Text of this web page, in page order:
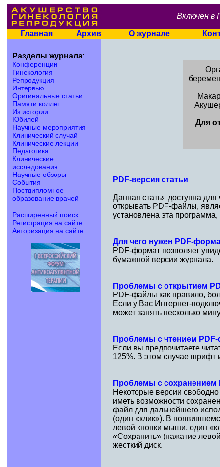
Включен в
Главная Архив О журнале
Разделы журнала:
Конференции
Гинекология
Репродукция
Интервью
Оригинальные статьи
Памяти коллег
Из истории
Юбилей
Научные мероприятия
Клинический случай
Клинические лекции
Педагогика
Клинические
исследования
Научные обзоры
События
Постдипломное
образование врачей
Расширенный поиск
Регистрация на сайте
Авторизация на сайте
Для
PDF-версия статьи
Данная статья доступна
открывать PDF-файлы,
установлена эта
Для чего нужен PDF-
PDF-формат позволяет
бумажной версии журнала.
Проблемы с открытием
PDF-файлы как правило,
Если у Вас Интернет-
может занять несколько
Проблемы с чтением
Если вы предпочитаете
125%. В этом случае шрифт
Проблемы с сохранением
Некоторые версии
иметь возможности
файл для дальнейшего
(один «клик»). В
левой кнопки мыши, один
«Сохранить» (нажатие
жесткий диск.